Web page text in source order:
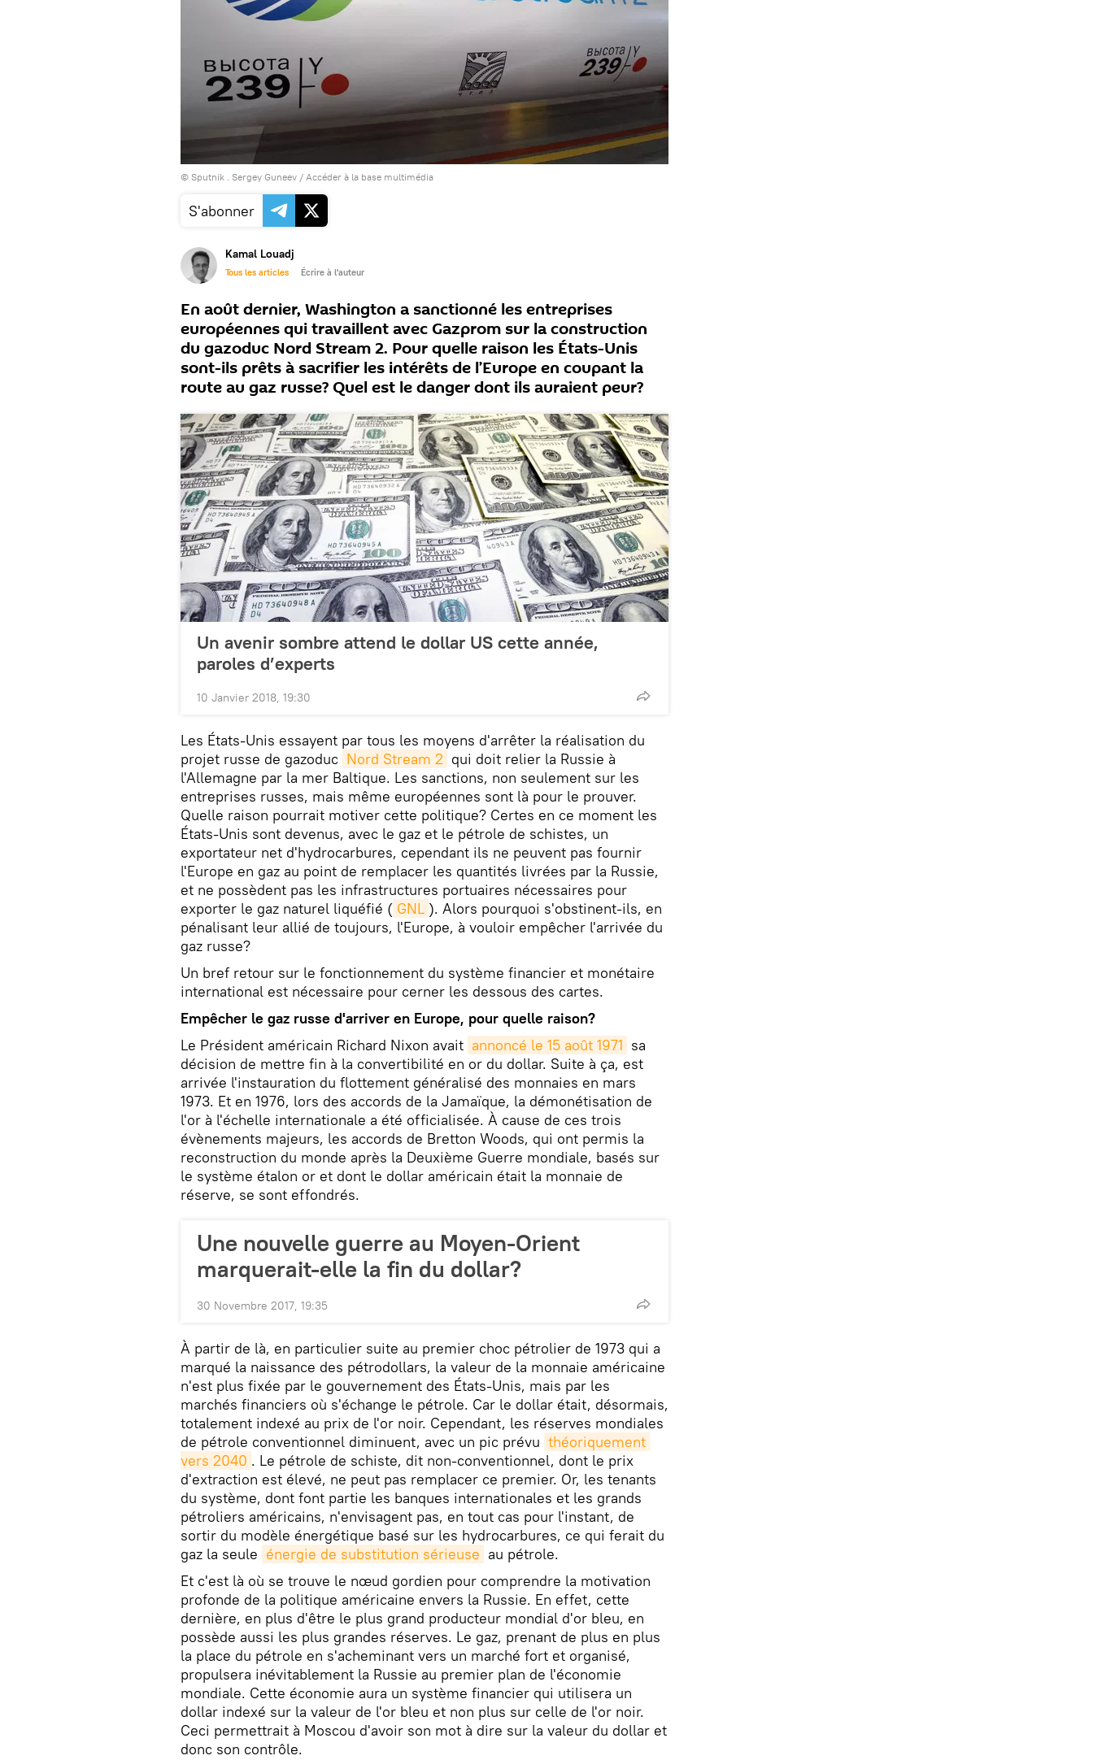
© Sputnik . Sergey Guneev / Accéder à la base multimédia
S'abonner
Kamal Louadj
Tous les articles Écrire à l'auteur
En août dernier, Washington a sanctionné les entreprises
européennes qui travaillent avec Gazprom sur la construction
du gazoduc Nord Stream 2. Pour quelle raison les États-Unis
sont-ils prêts à sacrifier les intérêts de l’Europe en coupant la
route au gaz russe? Quel est le danger dont ils auraient peur?
Un avenir sombre attend le dollar US cette année,
paroles d’experts
10 Janvier 2018, 19:30
Les États-Unis essayent par tous les moyens d'arrêter la réalisation du
projet russe de gazoduc Nord Stream 2 qui doit relier la Russie à
l'Allemagne par la mer Baltique. Les sanctions, non seulement sur les
entreprises russes, mais même européennes sont là pour le prouver.
Quelle raison pourrait motiver cette politique? Certes en ce moment les
États-Unis sont devenus, avec le gaz et le pétrole de schistes, un
exportateur net d'hydrocarbures, cependant ils ne peuvent pas fournir
l'Europe en gaz au point de remplacer les quantités livrées par la Russie,
et ne possèdent pas les infrastructures portuaires nécessaires pour
exporter le gaz naturel liquéfié ( GNL ). Alors pourquoi s'obstinent-ils, en
pénalisant leur allié de toujours, l'Europe, à vouloir empêcher l'arrivée du
gaz russe?
Un bref retour sur le fonctionnement du système financier et monétaire
international est nécessaire pour cerner les dessous des cartes.
Empêcher le gaz russe d'arriver en Europe, pour quelle raison?
Le Président américain Richard Nixon avait annoncé le 15 août 1971 sa
décision de mettre fin à la convertibilité en or du dollar. Suite à ça, est
arrivée l'instauration du flottement généralisé des monnaies en mars
1973. Et en 1976, lors des accords de la Jamaïque, la démonétisation de
l'or à l'échelle internationale a été officialisée. À cause de ces trois
évènements majeurs, les accords de Bretton Woods, qui ont permis la
reconstruction du monde après la Deuxième Guerre mondiale, basés sur
le système étalon or et dont le dollar américain était la monnaie de
réserve, se sont effondrés.
Une nouvelle guerre au Moyen-Orient
marquerait-elle la fin du dollar?
30 Novembre 2017, 19:35
À partir de là, en particulier suite au premier choc pétrolier de 1973 qui a
marqué la naissance des pétrodollars, la valeur de la monnaie américaine
n'est plus fixée par le gouvernement des États-Unis, mais par les
marchés financiers où s'échange le pétrole. Car le dollar était, désormais,
totalement indexé au prix de l'or noir. Cependant, les réserves mondiales
de pétrole conventionnel diminuent, avec un pic prévu théoriquement
vers 2040 . Le pétrole de schiste, dit non-conventionnel, dont le prix
d'extraction est élevé, ne peut pas remplacer ce premier. Or, les tenants
du système, dont font partie les banques internationales et les grands
pétroliers américains, n'envisagent pas, en tout cas pour l'instant, de
sortir du modèle énergétique basé sur les hydrocarbures, ce qui ferait du
gaz la seule énergie de substitution sérieuse au pétrole.
Et c'est là où se trouve le nœud gordien pour comprendre la motivation
profonde de la politique américaine envers la Russie. En effet, cette
dernière, en plus d'être le plus grand producteur mondial d'or bleu, en
possède aussi les plus grandes réserves. Le gaz, prenant de plus en plus
la place du pétrole en s'acheminant vers un marché fort et organisé,
propulsera inévitablement la Russie au premier plan de l'économie
mondiale. Cette économie aura un système financier qui utilisera un
dollar indexé sur la valeur de l'or bleu et non plus sur celle de l'or noir.
Ceci permettrait à Moscou d'avoir son mot à dire sur la valeur du dollar et
donc son contrôle.